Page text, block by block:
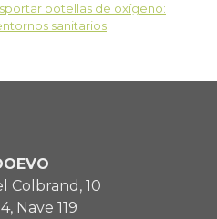
botellas de oxígeno:
sanitarios
Colbrand, 10
Nave 119